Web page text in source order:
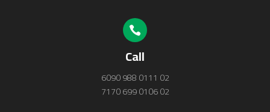

Call
02 0111 988 6090
02 0106 699 7170